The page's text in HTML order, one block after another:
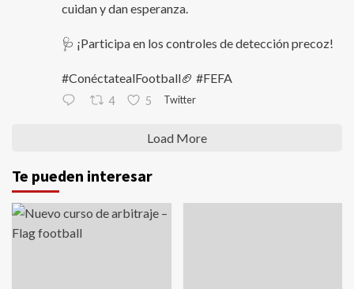
cuidan y dan esperanza.
🩺 ¡Participa en los controles de detección precoz!
#ConéctatealFootball🏈 #FEFA
4 5 Twitter
Load More
Te pueden interesar